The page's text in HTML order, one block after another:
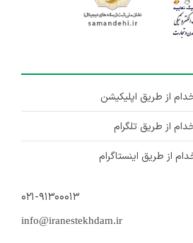
از طریق اپلیکیشن
از طریق تلگرام
از طریق اینستاگرام
۰۲۱-۹۱۳۰۰۰۱۳
info@iranestekhdam.ir